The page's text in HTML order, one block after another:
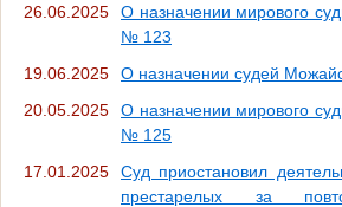
26.06.2025
О назначении мирового
№ 123
19.06.2025
О назначении судей
20.05.2025
О назначении мирового
№ 125
17.01.2025
Суд приостановил
престарелых за